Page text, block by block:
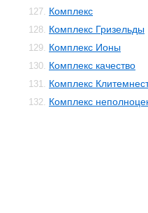
127. Комплекс
128. Комплекс Гризельды
129. Комплекс Ионы
130. Комплекс качество
131. Комплекс
132. Комплекс